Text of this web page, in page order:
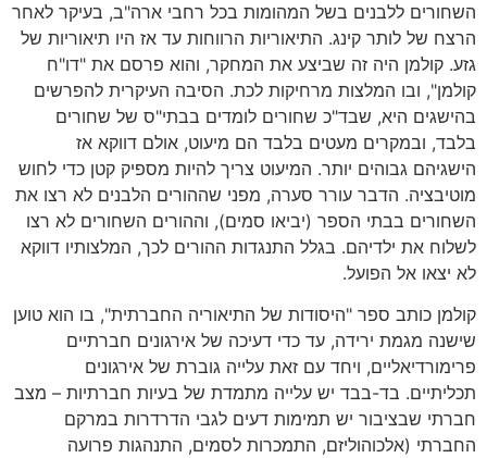
השחורים ללבנים בשל המהומות בכל רחבי ארה"ב, בעיקר לאחר
הרצח של לותר קינג. התיאוריות הרווחות עד אז היו תיאוריות של
גזע. קולמן היה זה שביצע את המחקר, והוא פרסם את "דו"ח
קולמן", ובו המלצות מרחיקות לכת. הסיבה העיקרית להפרשים
בהישגים היא, שבד"כ שחורים לומדים בבתי"ס של שחורים
בלבד, ובמקרים מעטים בלבד הם מיעוט, אולם דווקא אז
הישגיהם גבוהים יותר. המיעוט צריך להיות מספיק קטן כדי לחוש
מוטיבציה. הדבר עורר סערה, מפני שההורים הלבנים לא רצו את
השחורים בבתי הספר (יביאו סמים), וההורים השחורים לא רצו
לשלוח את ילדיהם. בגלל התנגדות ההורים לכך, המלצותיו דווקא
לא יצאו אל הפועל.
קולמן כותב ספר "היסודות של התיאוריה החברתית", בו הוא טוען
שישנה מגמת ירידה, עד כדי דעיכה של אירגונים חברתיים
פרימורדיאליים, ויחד עם זאת עלייה גוברת של אירגונים
תכליתיים. בד-בבד יש עלייה מתמדת של בעיות חברתיות – מצב
חברתי שבציבור יש תמימות דעים לגבי הדרדרות במרקם
החברתי (אלכוהוליזם, התמכרות לסמים, התנהגות פרועה